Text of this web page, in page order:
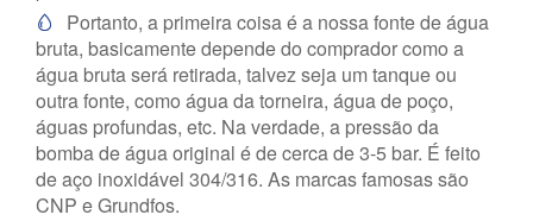

Portanto, a primeira coisa é a nossa fonte de água
bruta, basicamente depende do comprador como a
água bruta será retirada, talvez seja um tanque ou
outra fonte, como água da torneira, água de poço,
águas profundas, etc. Na verdade, a pressão da
bomba de água original é de cerca de 3-5 bar. É feito
de aço inoxidável 304/316. As marcas famosas são
CNP e Grundfos.